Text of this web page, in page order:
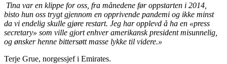
Tina var en klippe for oss, fra månedene før oppstarten i 2014,
bisto hun oss trygt gjennom en opprivende pandemi og ikke minst
da vi endelig skulle gjøre restart. Jeg har opplevd å ha en «press
secretary» som ville gjort enhver amerikansk president misunnelig,
og ønsker henne bittersøtt masse lykke til videre.»
Terje Grue, norgessjef i Emirates.